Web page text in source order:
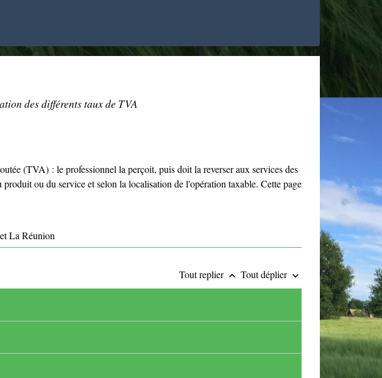
des différents taux de TVA
(TVA) : le professionnel la perçoit, puis doit la reverser aux services des
ou du service et selon la localisation de l'opération taxable. Cette page
La Réunion
Tout replier keyboard_arrow_up Tout déplier keyboard_arrow_down